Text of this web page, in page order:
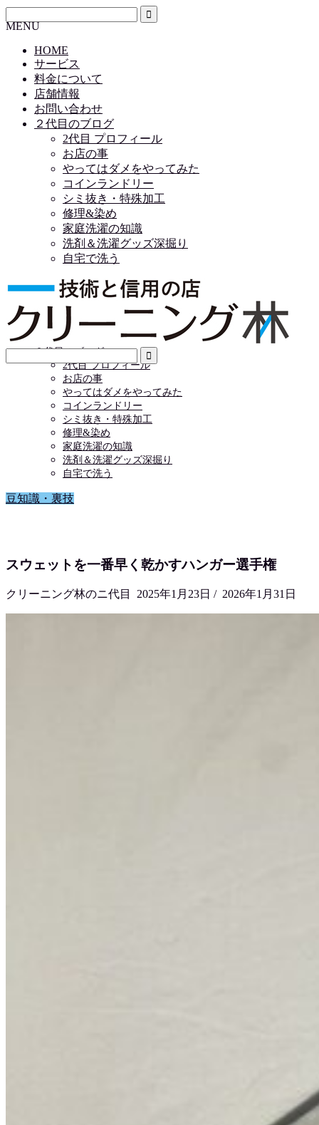
MENU
HOME
サービス
料金について
店舗情報
お問い合わせ
２代目のブログ
2代目 プロフィール
お店の事
やってはダメをやってみた
コインランドリー
シミ抜き・特殊加工
修理&染め
家庭洗濯の知識
洗剤＆洗濯グッズ深掘り
自宅で洗う
HOME
サービス
料金について
店舗情報
お問い合わせ
２代目のブログ
2代目 プロフィール
お店の事
やってはダメをやってみた
コインランドリー
シミ抜き・特殊加工
修理&染め
家庭洗濯の知識
洗剤＆洗濯グッズ深掘り
自宅で洗う
豆知識・裏技
スウェットを一番早く乾かすハンガー選手権
クリーニング林のニ代目 2025年1月23日 / 2026年1月31日